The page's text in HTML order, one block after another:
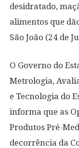
desidratado,
alimentos que
São João (24 de
O Governo do
Metrologia,
e Tecnologia do
informa que as
Produtos Pré-
decorrência da